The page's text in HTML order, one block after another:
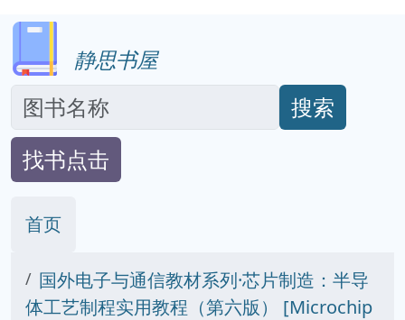
静思书屋
搜索
找书点击
首页
国外电子与通信教材系列·芯片制造：半导
体工艺制程实用教程（第六版） [Microchip